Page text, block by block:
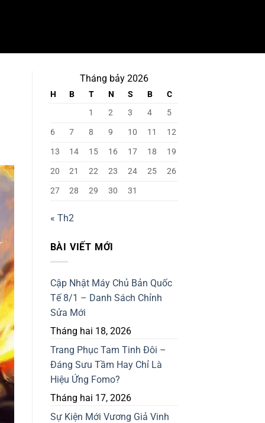
Tháng bảy 2026
H B T N S B
C
1
2 3 4
5
6
7 8 9 10 11
12
13
14 15 16 17 18
19
20
21 22 23 24 25
26
27
28 29 30 31
« Th2
BÀI VIẾT MỚI
Cập Nhật Máy Chủ Bản Quốc
Tế 8/1 – Danh Sách Chỉnh
Sửa Mới
Tháng hai 18, 2026
Trang Phục Tam Tinh Đôi –
Đáng Sưu Tầm Hay Chỉ Là
Hiệu Ứng Fomo?
Tháng hai 17, 2026
Sự Kiện Mới Vương Giả Vinh